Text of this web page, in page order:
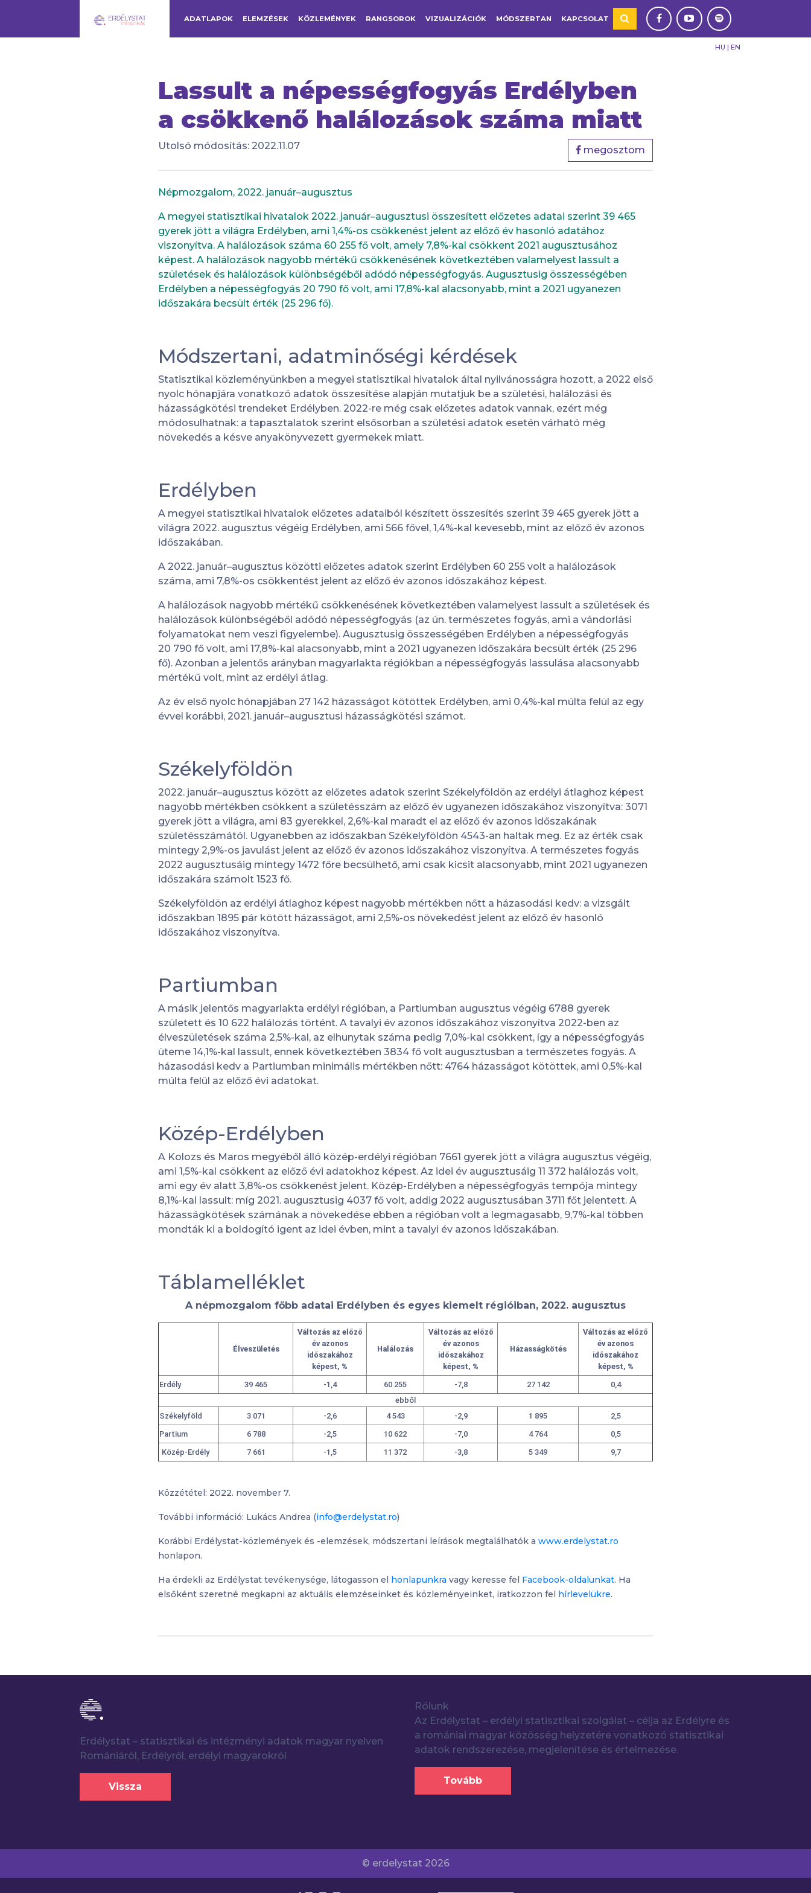
ADATLAPOK ELEMZÉSEK KÖZLEMÉNYEK RANGSOROK VIZUALIZÁCIÓK MÓDSZERTAN KAPCSOLAT
HU | EN
Lassult a népességfogyás Erdélyben
a csökkenő halálozások száma miatt
Utolsó módosítás: 2022.11.07 megosztom
Népmozgalom, 2022. január–augusztus
A megyei statisztikai hivatalok 2022. január–augusztusi összesített előzetes adatai szerint 39 465
gyerek jött a világra Erdélyben, ami 1,4%-os csökkenést jelent az előző év hasonló adatához
viszonyítva. A halálozások száma 60 255 fő volt, amely 7,8%-kal csökkent 2021 augusztusához
képest. A halálozások nagyobb mértékű csökkenésének következtében valamelyest lassult a
születések és halálozások különbségéből adódó népességfogyás. Augusztusig összességében
Erdélyben a népességfogyás 20 790 fő volt, ami 17,8%-kal alacsonyabb, mint a 2021 ugyanezen
időszakára becsült érték (25 296 fő).
Módszertani, adatminőségi kérdések
Statisztikai közleményünkben a megyei statisztikai hivatalok által nyilvánosságra hozott, a 2022 első
nyolc hónapjára vonatkozó adatok összesítése alapján mutatjuk be a születési, halálozási és
házasságkötési trendeket Erdélyben. 2022-re még csak előzetes adatok vannak, ezért még
módosulhatnak: a tapasztalatok szerint elsősorban a születési adatok esetén várható még
növekedés a késve anyakönyvezett gyermekek miatt.
Erdélyben
A megyei statisztikai hivatalok előzetes adataiból készített összesítés szerint 39 465 gyerek jött a
világra 2022. augusztus végéig Erdélyben, ami 566 fővel, 1,4%-kal kevesebb, mint az előző év azonos
időszakában.
A 2022. január–augusztus közötti előzetes adatok szerint Erdélyben 60 255 volt a halálozások
száma, ami 7,8%-os csökkentést jelent az előző év azonos időszakához képest.
A halálozások nagyobb mértékű csökkenésének következtében valamelyest lassult a születések és
halálozások különbségéből adódó népességfogyás (az ún. természetes fogyás, ami a vándorlási
folyamatokat nem veszi figyelembe). Augusztusig összességében Erdélyben a népességfogyás
20 790 fő volt, ami 17,8%-kal alacsonyabb, mint a 2021 ugyanezen időszakára becsült érték (25 296
fő). Azonban a jelentős arányban magyarlakta régiókban a népességfogyás lassulása alacsonyabb
mértékű volt, mint az erdélyi átlag.
Az év első nyolc hónapjában 27 142 házasságot kötöttek Erdélyben, ami 0,4%-kal múlta felül az egy
évvel korábbi, 2021. január–augusztusi házasságkötési számot.
Székelyföldön
2022. január–augusztus között az előzetes adatok szerint Székelyföldön az erdélyi átlaghoz képest
nagyobb mértékben csökkent a születésszám az előző év ugyanezen időszakához viszonyítva: 3071
gyerek jött a világra, ami 83 gyerekkel, 2,6%-kal maradt el az előző év azonos időszakának
születésszámától. Ugyanebben az időszakban Székelyföldön 4543-an haltak meg. Ez az érték csak
mintegy 2,9%-os javulást jelent az előző év azonos időszakához viszonyítva. A természetes fogyás
2022 augusztusáig mintegy 1472 főre becsülhető, ami csak kicsit alacsonyabb, mint 2021 ugyanezen
időszakára számolt 1523 fő.
Székelyföldön az erdélyi átlaghoz képest nagyobb mértékben nőtt a házasodási kedv: a vizsgált
időszakban 1895 pár kötött házasságot, ami 2,5%-os növekedést jelent az előző év hasonló
időszakához viszonyítva.
Partiumban
A másik jelentős magyarlakta erdélyi régióban, a Partiumban augusztus végéig 6788 gyerek
született és 10 622 halálozás történt. A tavalyi év azonos időszakához viszonyítva 2022-ben az
élveszületések száma 2,5%-kal, az elhunytak száma pedig 7,0%-kal csökkent, így a népességfogyás
üteme 14,1%-kal lassult, ennek következtében 3834 fő volt augusztusban a természetes fogyás. A
házasodási kedv a Partiumban minimális mértékben nőtt: 4764 házasságot kötöttek, ami 0,5%-kal
múlta felül az előző évi adatokat.
Közép-Erdélyben
A Kolozs és Maros megyéből álló közép-erdélyi régióban 7661 gyerek jött a világra augusztus végéig,
ami 1,5%-kal csökkent az előző évi adatokhoz képest. Az idei év augusztusáig 11 372 halálozás volt,
ami egy év alatt 3,8%-os csökkenést jelent. Közép-Erdélyben a népességfogyás tempója mintegy
8,1%-kal lassult: míg 2021. augusztusig 4037 fő volt, addig 2022 augusztusában 3711 főt jelentett. A
házasságkötések számának a növekedése ebben a régióban volt a legmagasabb, 9,7%-kal többen
mondták ki a boldogító igent az idei évben, mint a tavalyi év azonos időszakában.
Táblamelléklet
A népmozgalom főbb adatai Erdélyben és egyes kiemelt régióiban, 2022. augusztus
Élveszületés
Változás az előző
év azonos
időszakához
képest, %
Halálozás
Változás az előző
év azonos
időszakához
képest, %
Házasságkötés
Változás az előző
év azonos
időszakához
képest, %
Erdély
39 465 -1,4 60 255 -7,8 27 142
0,4
ebből
Székelyföld
3 071 -2,6 4 543 -2,9 1 895
2,5
Partium
6 788 -2,5 10 622 -7,0 4 764
0,5
Közép-Erdély
7 661 -1,5 11 372 -3,8 5 349 9,7
Közzététel: 2022. november 7.
További információ: Lukács Andrea (info@erdelystat.ro)
Korábbi Erdélystat-közlemények és -elemzések, módszertani leírások megtalálhatók a www.erdelystat.ro
honlapon.
Ha érdekli az Erdélystat tevékenysége, látogasson el honlapunkra vagy keresse fel Facebook-oldalunkat. Ha
elsőként szeretné megkapni az aktuális elemzéseinket és közleményeinket, iratkozzon fel hírlevelükre.
Erdélystat – statisztikai és intézményi adatok magyar nyelven
Romániáról, Erdélyről, erdélyi magyarokról
Vissza
Rólunk
Az Erdélystat – erdélyi statisztikai szolgálat – célja az Erdélyre és
a romániai magyar közösség helyzetére vonatkozó statisztikai
adatok rendszerezése, megjelenítése és értelmezése.
Tovább
© erdelystat 2026